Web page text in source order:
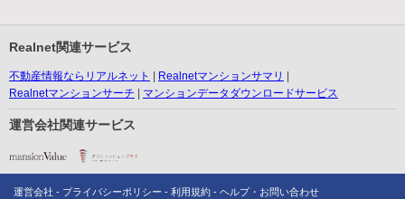
Realnet関連サービス
不動産情報ならリアルネット
Realnetマンションサマリ
Realnetマンションサーチ
マンションデータダウンロードサービス
運営会社関連サービス
運営会社 プライバシーポリシー 利用規約 ヘルプ・お問い合わせ